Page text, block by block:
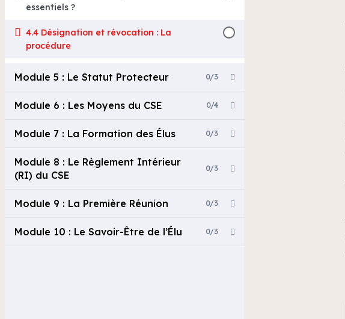
essentiels ?
4.4 Désignation et révocation : La
procédure
Module 5 : Le Statut Protecteur 0/3
Module 6 : Les Moyens du CSE 0/4
Module 7 : La Formation des Élus 0/3
Module 8 : Le Règlement Intérieur
(RI) du CSE
0/3
Module 9 : La Première Réunion 0/3
Module 10 : Le Savoir-Être de l’Élu 0/3